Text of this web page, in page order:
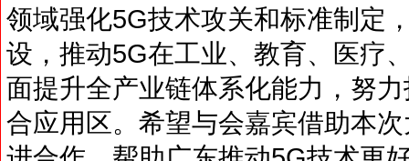
领域强化5G技术攻关和标准制定
设，推动5G在工业、教育、医疗
面提升全产业链体系化能力，努
合应用区。希望与会嘉宾借助本